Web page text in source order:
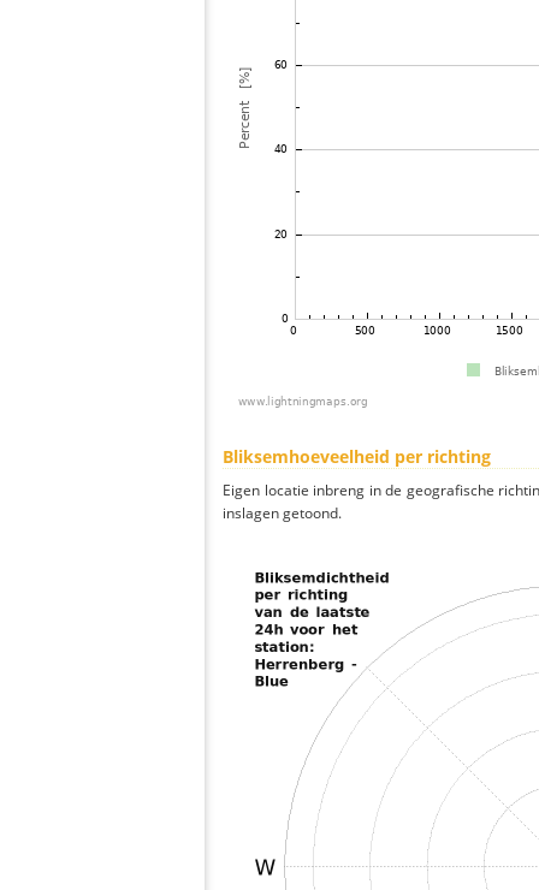
Bliksemhoeveelheid per richting
Eigen locatie inbreng in de geografische
inslagen getoond.